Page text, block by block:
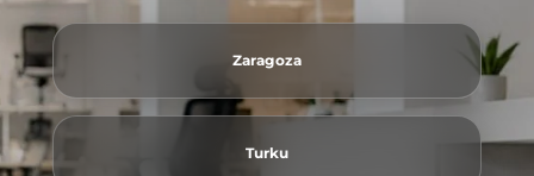
Zaragoza
Turku